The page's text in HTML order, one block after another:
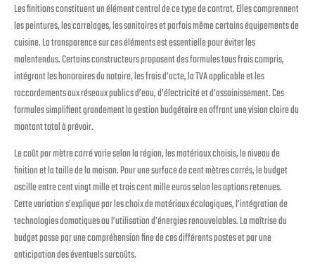
Les finitions constituent un élément central de ce type de contrat. Elles comprennent
les peintures, les carrelages, les sanitaires et parfois même certains équipements de
cuisine. La transparence sur ces éléments est essentielle pour éviter les
malentendus. Certains constructeurs proposent des formules tous frais compris,
intégrant les honoraires du notaire, les frais d’acte, la TVA applicable et les
raccordements aux réseaux publics d’eau, d’électricité et d’assainissement. Ces
formules simplifient grandement la gestion budgétaire en offrant une vision claire du
montant total à prévoir.
Le coût par mètre carré varie selon la région, les matériaux choisis, le niveau de
finition et la taille de la maison. Pour une surface de cent mètres carrés, le budget
oscille entre cent vingt mille et trois cent mille euros selon les options retenues.
Cette variation s’explique par les choix de matériaux écologiques, l’intégration de
technologies domotiques ou l’utilisation d’énergies renouvelables. La maîtrise du
budget passe par une compréhension fine de ces différents postes et par une
anticipation des éventuels surcoûts.